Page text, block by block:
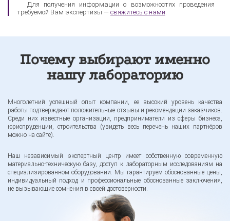
Для получения информации о возможностях проведения
требуемой Вам экспертизы — свяжитесь с нами.
Почему выбирают именно
нашу лабораторию
Многолетний успешный опыт компании, ее высокий уровень качества
работы подтверждают положительные отзывы и рекомендации заказчиков.
Среди них известные организации, предприниматели из сферы бизнеса,
юриспруденции, строительства (увидеть весь перечень наших партнёров
можно на сайте).
Наш независимый экспертный центр имеет собственную современную
материально-техническую базу, доступ к лабораторным исследованиям на
специализированном оборудовании. Мы гарантируем обоснованные цены,
индивидуальный подход и профессиональные обоснованные заключения,
не вызывающие сомнения в своей достоверности.